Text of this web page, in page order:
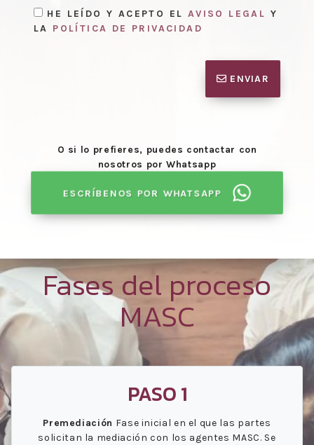
HE LEÍDO Y ACEPTO EL AVISO LEGAL Y
LA POLÍTICA DE PRIVACIDAD
ENVIAR
O si lo prefieres, puedes contactar con
nosotros por Whatsapp
ESCRÍBENOS POR WHATSAPP
Fases del proceso
MASC
PASO 1
Premediación Fase inicial en el que las partes
solicitan la mediación con los agentes MASC. Se